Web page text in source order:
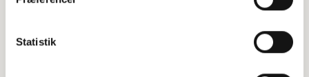
Statistik
contributors